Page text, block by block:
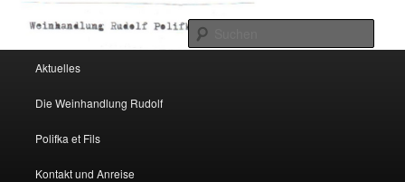
Weinhandlung Rudolf Polifka
Zum Inhalt wechseln
Aktuelles
Die Weinhandlung Rudolf
Polifka et Fils
Kontakt und Anreise